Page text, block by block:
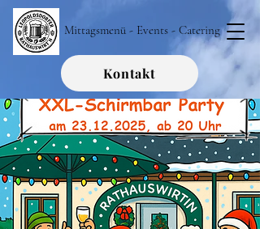
Mittagsmenü - Events - Catering
Kontakt